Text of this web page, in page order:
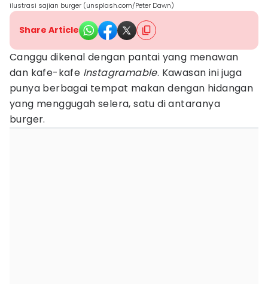
ilustrasi sajian burger (unsplash.com/Peter Dawn)
Share Article
Canggu dikenal dengan pantai yang menawan
dan kafe-kafe Instagramable. Kawasan ini juga
punya berbagai tempat makan dengan hidangan
yang menggugah selera, satu di antaranya
burger.